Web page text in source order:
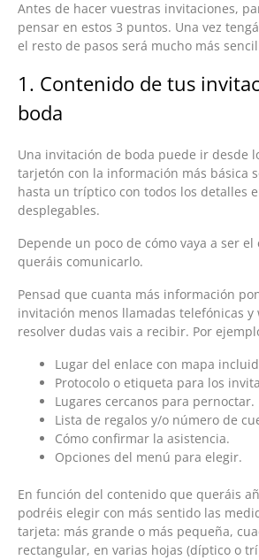
Antes de hacer vuestras invitaciones,
pensar en estos 3 puntos. Una vez
el resto de pasos será mucho más
1. Contenido de tus
boda
Una invitación de boda puede ir desde
tarjetón con la información más básica
hasta un tríptico con todos los detalles
desplegables.
Depende un poco de cómo vaya a ser el
queráis comunicarlo.
Pensad que cuanta más información
invitación menos llamadas telefónicas y
resolver dudas vais a recibir. Por
Lugar del enlace con mapa
Protocolo o etiqueta para los
Lugares cercanos para pernoctar.
Lista de regalos y/o número de
Cómo confirmar la asistencia.
Opciones del menú para elegir.
En función del contenido que queráis
podréis elegir con más sentido las
tarjeta: más grande o más pequeña,
rectangular, en varias hojas (díptico o